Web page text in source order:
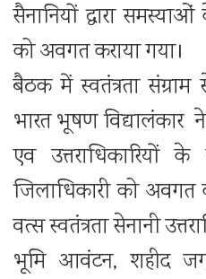
सैनानियों द्वारा
को अवगत कराया गया।
बैठक में स्वतंत्रता
भारत भूषण विद्यालंकार ने
एव
जिलाधिकारी को अवगत
वत्स स्वतंत्रता सेनानी
भूमि आवंटन, शहीद